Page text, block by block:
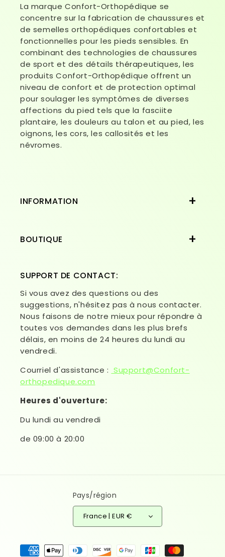
La marque Confort-Orthopédique se
concentre sur la fabrication de chaussures et
de semelles orthopédiques confortables et
fonctionnelles pour les pieds sensibles. En
combinant des technologies de chaussures
de sport et des détails thérapeutiques, les
produits Confort-Orthopédique offrent un
niveau de confort et de protection optimal
pour soulager les symptômes de diverses
affections du pied tels que la fasciite
plantaire, les douleurs au talon et au pied, les
oignons, les cors, les callosités et les
névromes.
INFORMATION
BOUTIQUE
SUPPORT DE CONTACT:
Si vous avez des questions ou des
suggestions, n'hésitez pas à nous contacter.
Nous faisons de notre mieux pour répondre à
toutes vos demandes dans les plus brefs
délais, en moins de 24 heures du lundi au
vendredi.
Courriel d'assistance : Support@Confort-
orthopedique.com
Heures d'ouverture:
Du lundi au vendredi
de 09:00 à 20:00
Pays/région
France | EUR €